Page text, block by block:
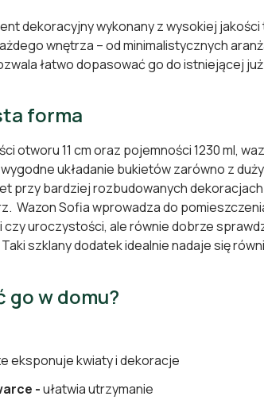
dekoracyjny wykonany z wysokiej
wnętrza – od minimalistycznych
łatwo dopasować go do istniejącej
forma
otworu 11 cm oraz pojemności 1230 ml,
układanie bukietów zarówno z
przy bardziej rozbudowanych
Wazon Sofia wprowadza do
uroczystości, ale równie dobrze
szklany dodatek idealnie nadaje się
go w domu?
eksponuje kwiaty i dekoracje
-ułatwia utrzymanie